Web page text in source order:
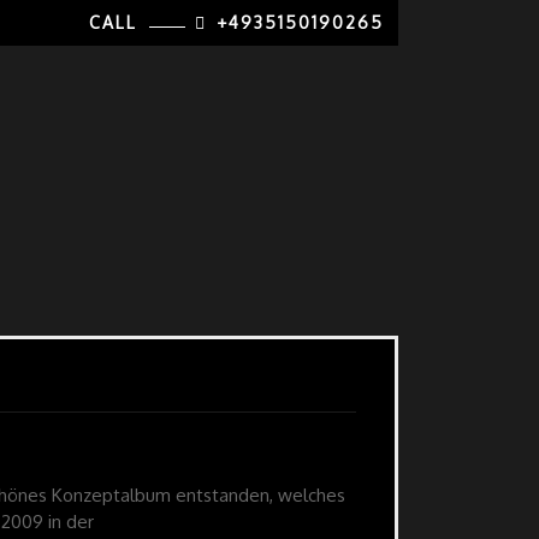
CALL +4935150190265
Konzeptalbum entstanden, welches
in der